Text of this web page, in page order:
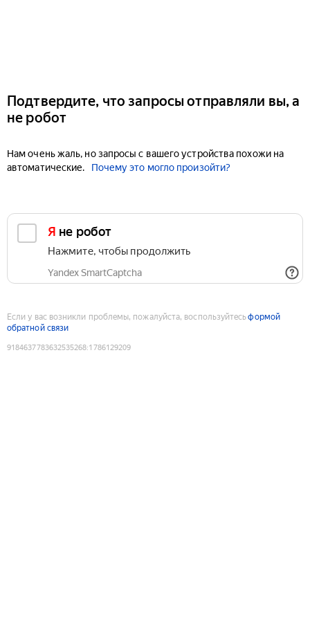
Подтвердите, что запросы отправляли вы, а
не робот
Нам очень жаль, но запросы с вашего устройства похожи на
автоматические.
Почему это могло произойти?
Я не робот
Нажмите, чтобы продолжить
Yandex SmartCaptcha
Если у вас возникли проблемы, пожалуйста, воспользуйтесьформой
обратной связи
9184637783632535268:1786129209